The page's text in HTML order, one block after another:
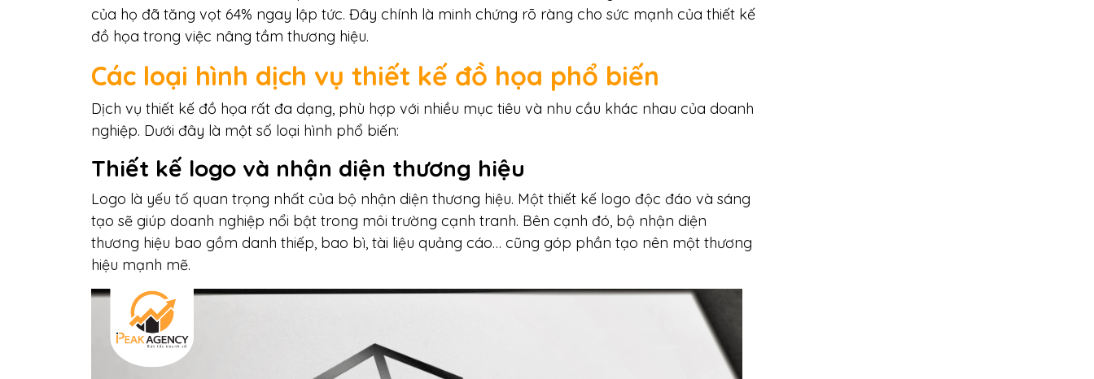
của họ đã tăng vọt 64% ngay lập tức. Đây chính là minh chứng rõ ràng cho sức mạnh của thiết kế
đồ họa trong việc nâng tầm thương hiệu.
Các loại hình dịch vụ thiết kế đồ họa phổ biến
Dịch vụ thiết kế đồ họa rất đa dạng, phù hợp với nhiều mục tiêu và nhu cầu khác nhau của doanh
nghiệp. Dưới đây là một số loại hình phổ biến:
Thiết kế logo và nhận diện thương hiệu
Logo là yếu tố quan trọng nhất của bộ nhận diện thương hiệu. Một thiết kế logo độc đáo và sáng
tạo sẽ giúp doanh nghiệp nổi bật trong môi trường cạnh tranh. Bên cạnh đó, bộ nhận diện
thương hiệu bao gồm danh thiếp, bao bì, tài liệu quảng cáo… cũng góp phần tạo nên một thương
hiệu mạnh mẽ.